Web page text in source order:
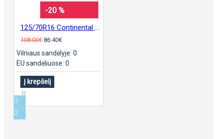
-20 %
108.00€ 86.40€
Vilniaus sandėlyje: 0
EU sandėliuose: 0
Į krepšelį